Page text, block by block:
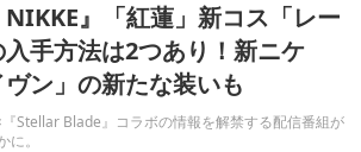
NIKKE』「紅蓮」新コス「レー
手方法は2つあり！新ニケ
ヴン」の新たな装いも
『Stellar Blade』コラボの情報を解禁する配信番組が
。